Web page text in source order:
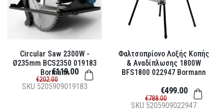
Circular Saw 2300W -
Ø235mm BCS2350 019183
Bormann
SKU 5205909019183
€202.00
€119.00
Φαλτσοπρίονο Λοξής Κοπής
& Αναδίπλωσης 1800W
BFS1800 022947 Bormann
SKU 5205909022947
€788.00
€499.00